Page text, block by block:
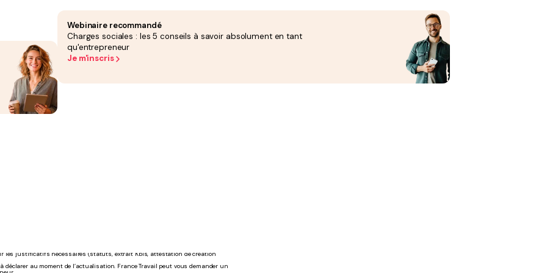
Webinaire recommandé
Charges sociales : les 5 conseils à savoir absolument en tant
qu'entrepreneur
Je m'inscris
allocations seront maintenues à 100 %. Dès que vous commencerez à vous
peut sembler contraignant, mais il permet de
, déterminé selon les rémunérations perçues dans l’emploi perdu. Le
ce salaire journalier de référence.
vos obligations de déclaration.
ARE mensuel. Vous touchez une
votre revenu mensuel global sera donc de 1 380 €.
les justificatifs nécessaires (statuts, extrait Kbis, attestation de création
au moment de l’actualisation. France Travail peut vous demander un